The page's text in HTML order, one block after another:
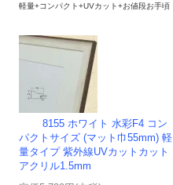
軽量+コンパクト+UVカット+お値段お手頃
8155 ホワイト 水彩F4 コン
パクトサイズ (マット巾55mm) 軽
量タイプ 紫外線UVカットカット
アクリル1.5mm